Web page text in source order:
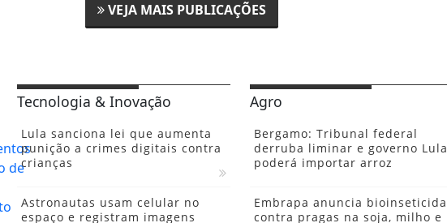
VEJA MAIS PUBLICAÇÕES
Tecnologia & Inovação
Lula sanciona lei que aumenta
punição a crimes digitais contra
crianças
Astronautas usam celular no
espaço e registram imagens
Agro
Bergamo: Tribunal federal
derruba liminar e governo Lula
poderá importar arroz
Embrapa anuncia bioinseticida
contra pragas na soja, milho e